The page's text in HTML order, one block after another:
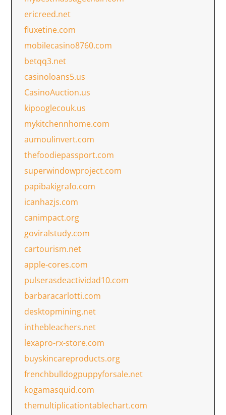
ericreed.net
fluxetine.com
mobilecasino8760.com
betqq3.net
casinoloans5.us
CasinoAuction.us
kipooglecouk.us
mykitchennhome.com
aumoulinvert.com
thefoodiepassport.com
superwindowproject.com
papibakigrafo.com
icanhazjs.com
canimpact.org
goviralstudy.com
cartourism.net
apple-cores.com
pulserasdeactividad10.com
barbaracarlotti.com
desktopmining.net
inthebleachers.net
lexapro-rx-store.com
buyskincareproducts.org
frenchbulldogpuppyforsale.net
kogamasquid.com
themultiplicationtablechart.com